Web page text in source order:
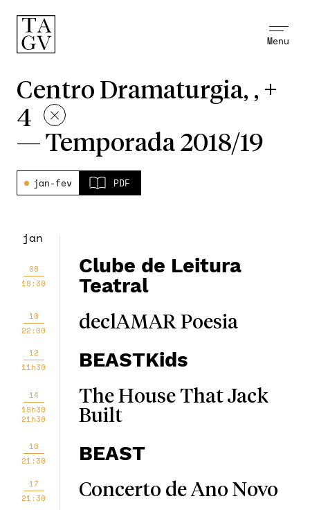
Menu
Centro Dramaturgia, , +
4
— Temporada 2018/19
jan-fev PDF
jan
08
18:30
Clube de Leitura
Teatral
10
22:00
declAMAR Poesia
12
11h30
BEASTKids
14
18h30
21h30
The House That Jack
Built
16
21:30
BEAST
17
21:30
Concerto de Ano Novo